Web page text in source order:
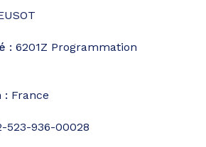
: 6201Z Programmation
: France
523-936-00028